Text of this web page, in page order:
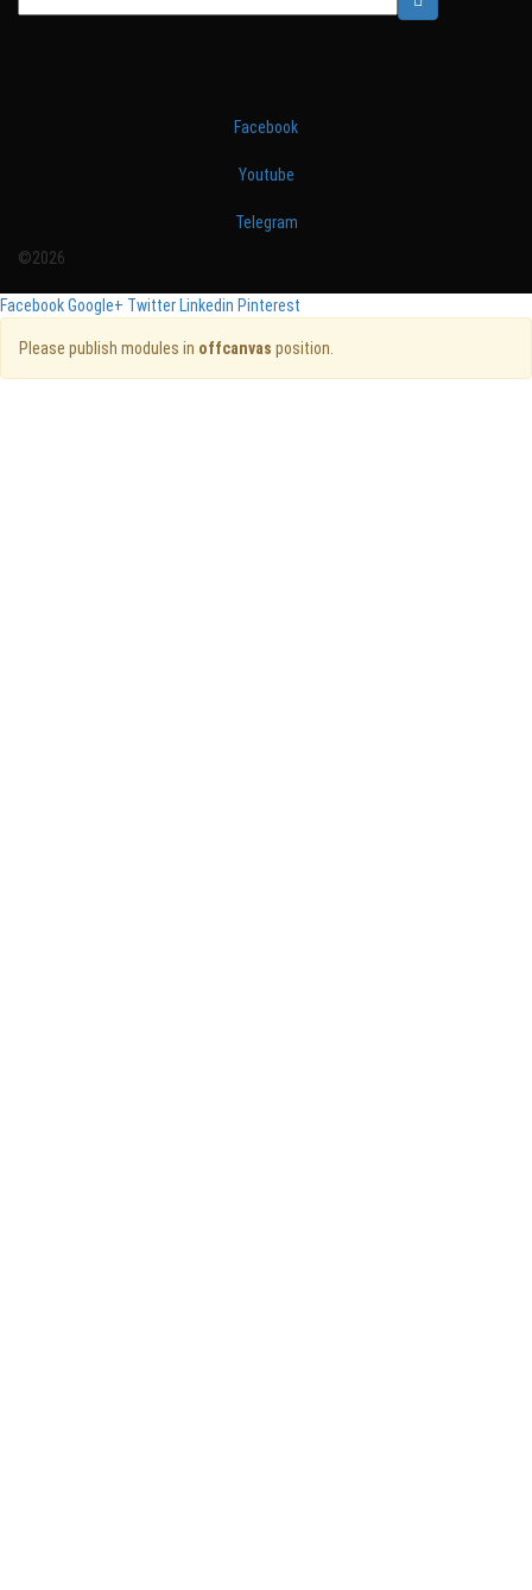
Facebook
Youtube
Telegram
©2026
FacebookGoogle+ TwitterLinkedin Pinterest
Please publish modules in offcanvas position.